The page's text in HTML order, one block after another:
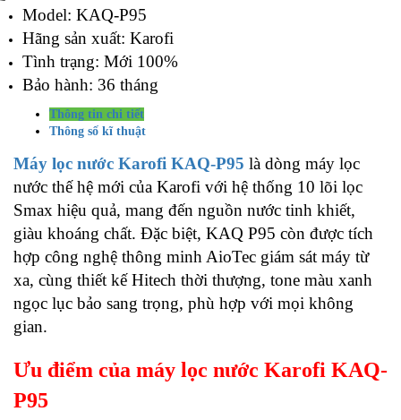
Model: KAQ-P95
Hãng sản xuất: Karofi
Tình trạng: Mới 100%
Bảo hành: 36 tháng
Thông tin chi tiết
Thông số kĩ thuật
Máy lọc nước Karofi KAQ-P95 là dòng máy lọc
nước thế hệ mới của Karofi với hệ thống 10 lõi lọc
Smax hiệu quả, mang đến nguồn nước tinh khiết,
giàu khoáng chất. Đặc biệt, KAQ P95 còn được tích
hợp công nghệ thông minh AioTec giám sát máy từ
xa, cùng thiết kế Hitech thời thượng, tone màu xanh
ngọc lục bảo sang trọng, phù hợp với mọi không
gian.
Ưu điểm của máy lọc nước Karofi KAQ-
P95